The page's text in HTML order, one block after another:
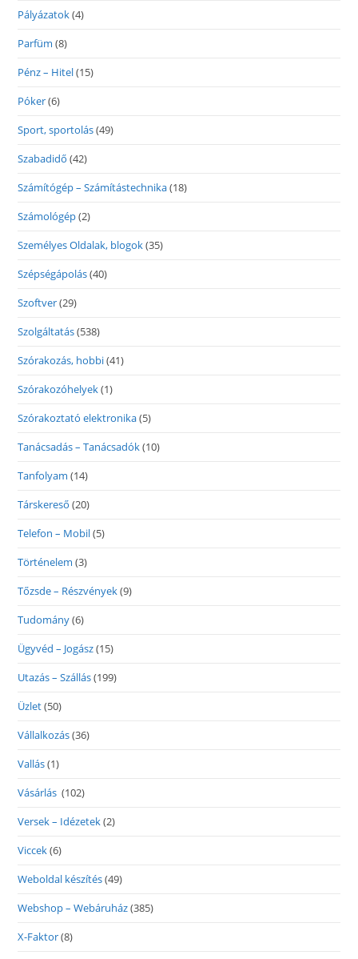
Pályázatok(4)
Parfüm (8)
Pénz – Hitel(15)
Póker(6)
Sport, sportolás(49)
Szabadidő (42)
Számítógép – Számítástechnika(18)
Számológép(2)
Személyes Oldalak, blogok(35)
Szépségápolás(40)
Szoftver(29)
Szolgáltatás(538)
Szórakozás, hobbi(41)
Szórakozóhelyek(1)
Szórakoztató elektronika(5)
Tanácsadás – Tanácsadók(10)
Tanfolyam (14)
Társkereső (20)
Telefon – Mobil(5)
Történelem (3)
Tőzsde – Részvények(9)
Tudomány(6)
Ügyvéd – Jogász(15)
Utazás – Szállás(199)
Üzlet(50)
Vállalkozás(36)
Vallás(1)
Vásárlás (102)
Versek – Idézetek(2)
Viccek(6)
Weboldal készítés(49)
Webshop – Webáruház(385)
X-Faktor(8)